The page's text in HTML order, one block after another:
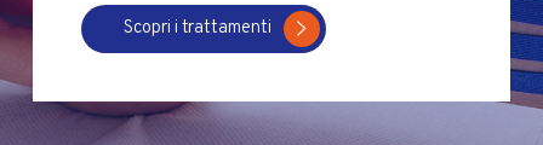
Scopri i trattamenti